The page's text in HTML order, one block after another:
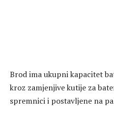
Brod ima ukupni kapacitet
kroz zamjenjive kutije za
spremnici i postavljene na